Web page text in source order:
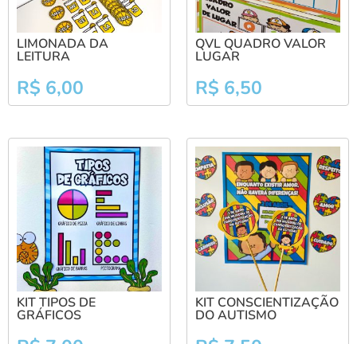
LIMONADA DA
LEITURA
R$ 6,00
QVL QUADRO VALOR
LUGAR
R$ 6,50
KIT TIPOS DE
GRÁFICOS
KIT CONSCIENTIZAÇÃO
DO AUTISMO